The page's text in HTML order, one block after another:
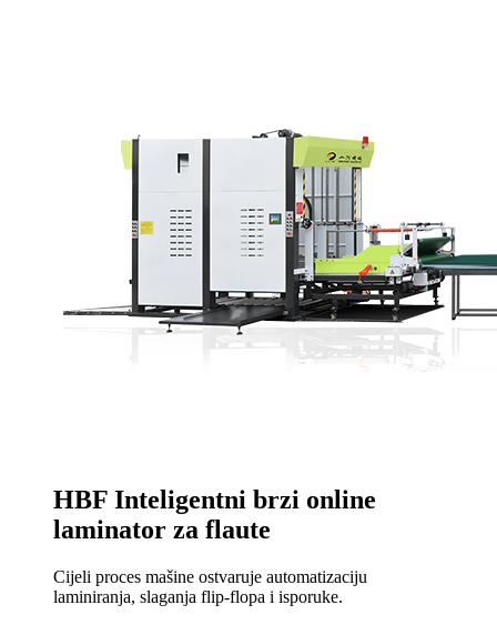
HBF Inteligentni brzi online
laminator za flaute
Cijeli proces mašine ostvaruje automatizaciju
laminiranja, slaganja flip-flopa i isporuke.